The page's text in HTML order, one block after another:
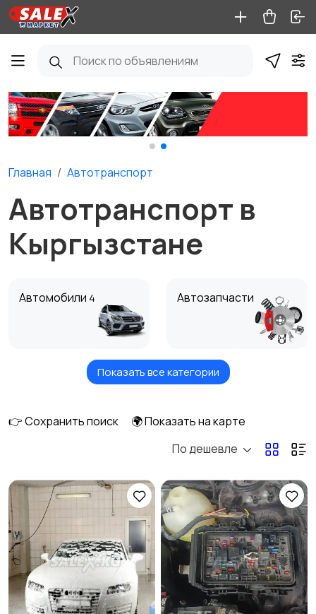
Главная Автотранспорт
Автотранспорт в
Кыргызстане
Автомобили 4 Автозапчасти
Аксессуары и тюнинг Автоуслуги
транспорт1
Сельхозтехника2 Мототехника1
Показать все категории
👉 Сохранить поиск
🌍 Показать на карте
По дешевле